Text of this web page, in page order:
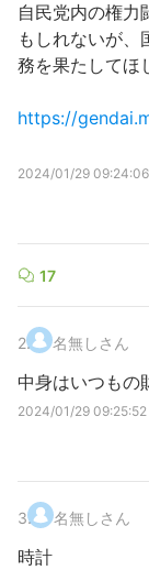
自民党内の権力
もしれないが、
務を果たしてほ
https://
2024/01/29 09:24:06
17
2. 名無しさん
中身はいつもの
2024/01/29 09:25:52
3. 名無しさん
時計